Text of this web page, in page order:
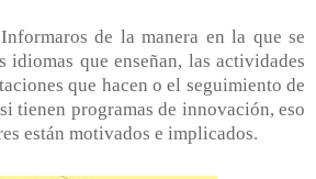
Informaros de la manera en la que se
idiomas que enseñan, las actividades
que hacen o el seguimiento de
tienen programas de innovación, eso
están motivados e implicados.